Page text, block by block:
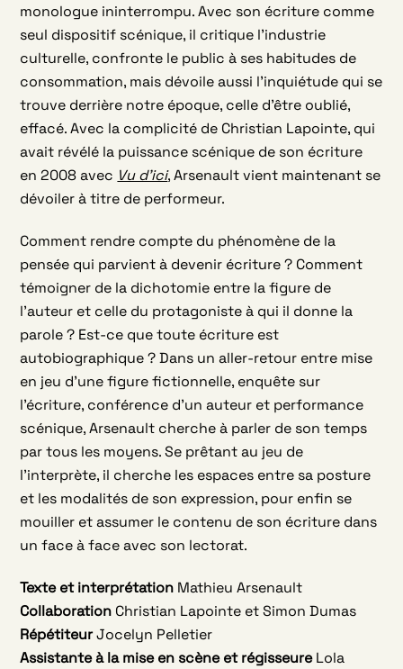
monologue ininterrompu. Avec son écriture comme
seul dispositif scénique, il critique l’industrie
culturelle, confronte le public à ses habitudes de
consommation, mais dévoile aussi l’inquiétude qui se
trouve derrière notre époque, celle d’être oublié,
effacé. Avec la complicité de Christian Lapointe, qui
avait révélé la puissance scénique de son écriture
en 2008 avec Vu d’ici, Arsenault vient maintenant se
dévoiler à titre de performeur.
Comment rendre compte du phénomène de la
pensée qui parvient à devenir écriture ? Comment
témoigner de la dichotomie entre la figure de
l’auteur et celle du protagoniste à qui il donne la
parole ? Est-ce que toute écriture est
autobiographique ? Dans un aller-retour entre mise
en jeu d’une figure fictionnelle, enquête sur
l’écriture, conférence d’un auteur et performance
scénique, Arsenault cherche à parler de son temps
par tous les moyens. Se prêtant au jeu de
l’interprète, il cherche les espaces entre sa posture
et les modalités de son expression, pour enfin se
mouiller et assumer le contenu de son écriture dans
un face à face avec son lectorat.
Texte et interprétation Mathieu Arsenault
Collaboration Christian Lapointe et Simon Dumas
RépétiteurJocelyn Pelletier
Assistante à la mise en scène et régisseureLola